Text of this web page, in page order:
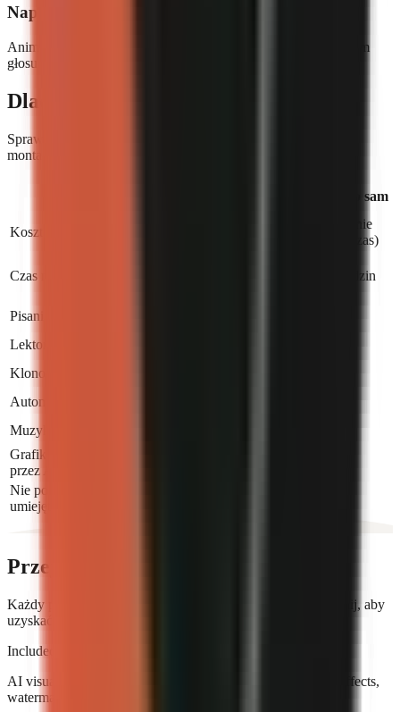
Napisy i muzyka w zestawie
Animowane napisy w wielu stylach, muzyka w tle z priorytetem
głosu — wszystko automatycznie.
Dlaczego GoFaceless?
Sprawdź, jak wypadamy w porównaniu z zatrudnieniem
montażysty lub robieniem tego samemu.
Zrób to sam
Koszt miesięczny
Bezpłatnie
(Twój czas)
Czas na film 4–8 godzin
Pisanie skryptu
Lektor AI
Klonowanie głosu
Automatyczne napisy
Muzyka w tle
Grafika generowana
przez AI
Nie potrzebujesz
umiejętności montażu
Przejrzyste ceny
Każdy plan zawiera generowanie filmów przez AI. Uaktualnij, aby
uzyskać więcej kredytów i funkcji.
Included in every paid plan
AI visuals, voiceover, animated captions, music and sound effects,
watermark-free 720p, and direct social publishing.